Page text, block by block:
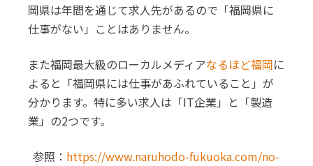
岡県は年間を通じて求人先があるので「福岡県に
仕事がない」ことはありません。
また福岡最大級のローカルメディアなるほど福岡に
よると「福岡県には仕事があふれていること」が
分かります。特に多い求人は「IT企業」と「製造
業」の2つです。
参照： https://www.naruhodo-fukuoka.com/no-